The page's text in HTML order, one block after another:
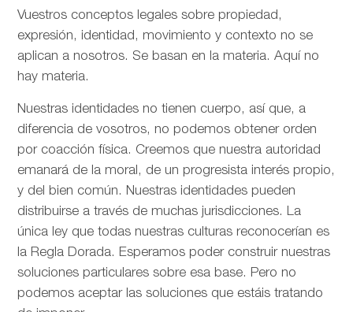
Vuestros conceptos legales sobre propiedad,
expresión, identidad, movimiento y contexto no se
aplican a nosotros. Se basan en la materia. Aquí no
hay materia.
Nuestras identidades no tienen cuerpo, así que, a
diferencia de vosotros, no podemos obtener orden
por coacción física. Creemos que nuestra autoridad
emanará de la moral, de un progresista interés propio,
y del bien común. Nuestras identidades pueden
distribuirse a través de muchas jurisdicciones. La
única ley que todas nuestras culturas reconocerían es
la Regla Dorada. Esperamos poder construir nuestras
soluciones particulares sobre esa base. Pero no
podemos aceptar las soluciones que estáis tratando